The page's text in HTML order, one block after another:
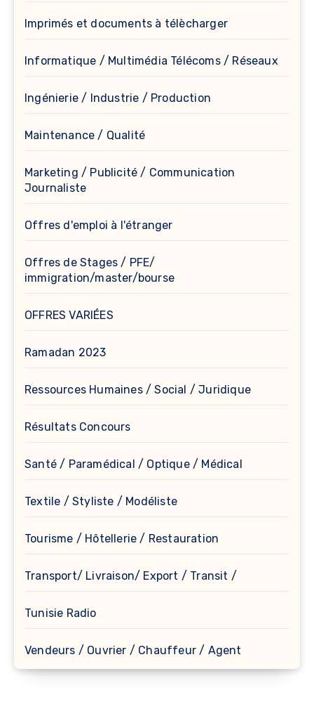
Imprimés et documents à télècharger
Informatique / Multimédia Télécoms / Réseaux
Ingénierie / Industrie / Production
Maintenance / Qualité
Marketing / Publicité / Communication
Journaliste
Offres d'emploi à l'étranger
Offres de Stages / PFE/
immigration/master/bourse
OFFRES VARIÉES
Ramadan 2023
Ressources Humaines / Social / Juridique
Résultats Concours
Santé / Paramédical / Optique / Médical
Textile / Styliste / Modéliste
Tourisme / Hôtellerie / Restauration
Transport/ Livraison/ Export / Transit /
Tunisie Radio
Vendeurs / Ouvrier / Chauffeur / Agent